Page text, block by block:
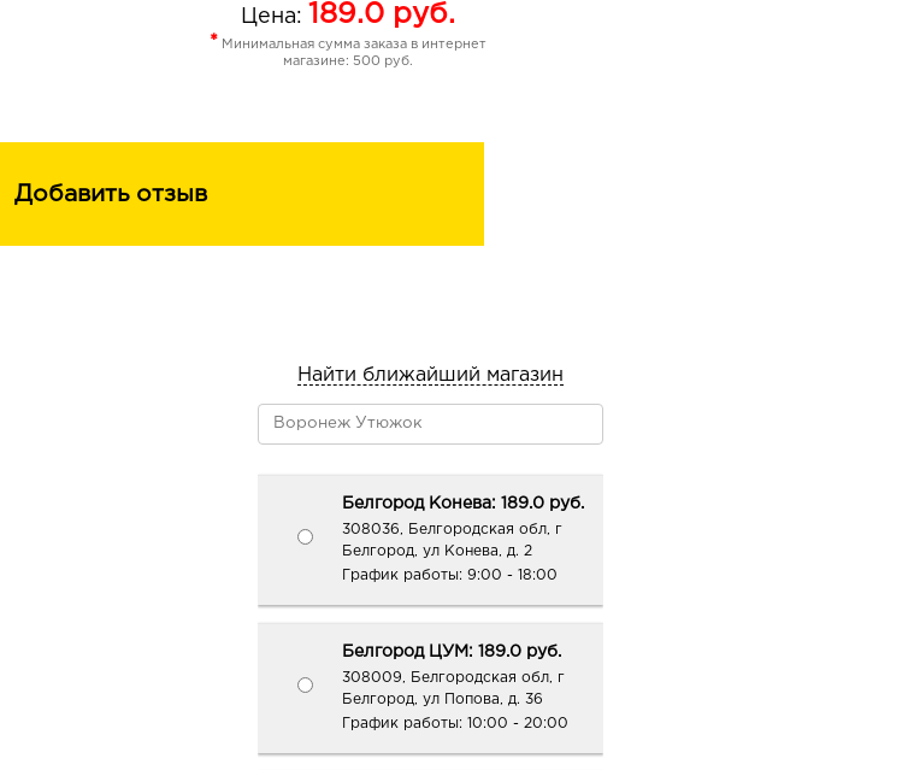
превосходную гладкость, мягкость и ухоженный вид.
Жидкий парафин создает невесомую окклюзивную
восстанавливает липидный барьер эпидермиса, усиливает
кислотами и витаминами, улучшает упругость и эластичность
кожи, придает мягкость и гладкость.
успокаивающее действие, активизирует выведение токсинов
из клеток, обеспечивает профилактику появления
Тысячелистник (экстракт) обладает антисептическими,
свойствами, оздоравливает и укрепляет ногти.
«Умный» компонент Фресколат плюс в сочетании с
экстрактом мяты освежает, тонизирует, дезодорирует кожу
стоп, быстро снимает ощущение тяжести и устраняет
Цена: 189.0 руб.
* Минимальная сумма заказа в интернет
магазине: 500 руб.
Добавить отзыв
Найти ближайший магазин
Белгород Конева: 189.0 руб.
308036, Белгородская обл, г
Белгород, ул Конева, д. 2
График работы: 9:00 - 18:00
Белгород ЦУМ: 189.0 руб.
308009, Белгородская обл, г
Белгород, ул Попова, д. 36
График работы: 10:00 - 20:00